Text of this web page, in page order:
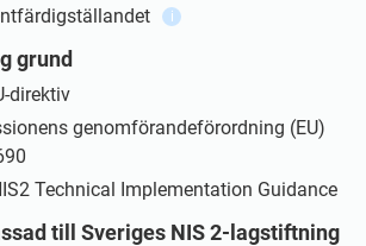
i
grund
direktiv
genomförandeförordning (EU)
Technical Implementation Guidance
till Sveriges NIS 2-lagstiftning